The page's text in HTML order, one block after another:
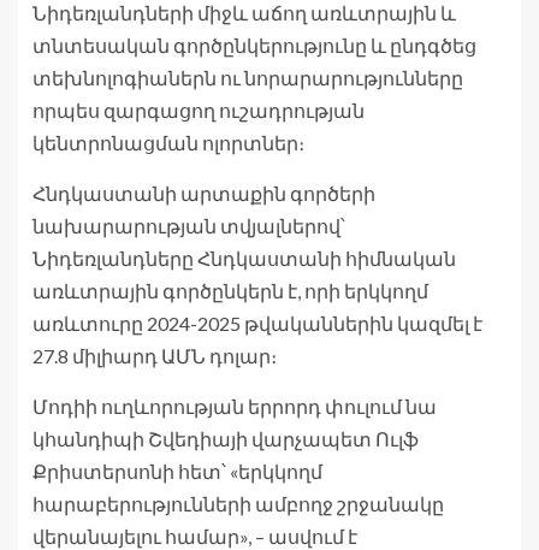
Նիդեռլանդների միջև աճող առևտրային և
տնտեսական գործընկերությունը և ընդգծեց
տեխնոլոգիաներն ու նորարարությունները
որպես զարգացող ուշադրության
կենտրոնացման ոլորտներ։
Հնդկաստանի արտաքին գործերի
նախարարության տվյալներով՝
Նիդեռլանդները Հնդկաստանի հիմնական
առևտրային գործընկերն է, որի երկկողմ
առևտուրը 2024-2025 թվականներին կազմել է
27.8 միլիարդ ԱՄՆ դոլար։
Մոդիի ուղևորության երրորդ փուլում նա
կհանդիպի Շվեդիայի վարչապետ Ուլֆ
Քրիստերսոնի հետ՝ «երկկողմ
հարաբերությունների ամբողջ շրջանակը
վերանայելու համար», – ասվում է